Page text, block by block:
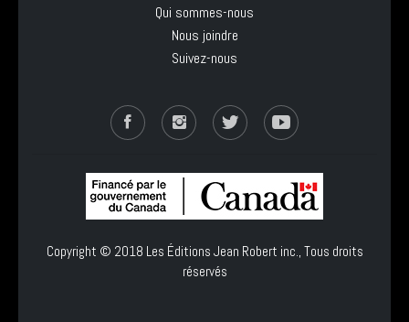
Qui sommes-nous
Nous joindre
Suivez-nous
Copyright © 2018 Les Éditions Jean Robert inc., Tous droits
réservés